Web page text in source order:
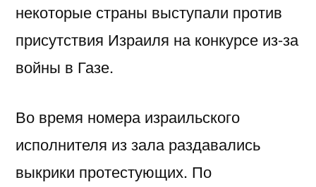
некоторые страны выступали против
присутствия Израиля на конкурсе из-за
войны в Газе.
Во время номера израильского
исполнителя из зала раздавались
выкрики протестующих. По